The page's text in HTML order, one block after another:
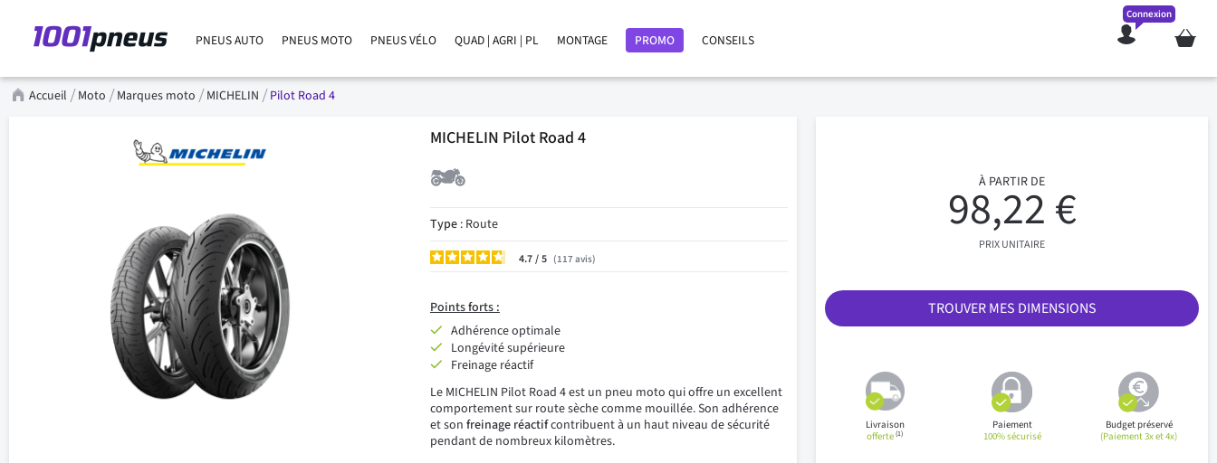
PNEUS AUTO PNEUS MOTO PNEUS VÉLO QUAD | AGRI | PL MONTAGE PROMO CONSEILS Mon
Connexion
Accueil Moto Marques moto MICHELIN Pilot Road 4
MICHELIN Pilot Road 4
Type: Route
4.7/ 117 avis
Points forts :
Adhérence optimale
Longévité supérieure
Freinage réactif
Le MICHELIN Pilot Road 4 est un pneu moto qui offre un excellent
comportement sur route sèche comme mouillée. Son adhérence
et son freinage réactifcontribuent à un haut niveau de sécurité
pendant de nombreux kilomètres.
À PARTIR DE
98,22 €
PRIX UNITAIRE
TROUVER MES DIMENSIONS
Livraison
offerte(1)
Paiement
100% sécurisé
Budget préservé
(Paiement 3x et 4x)